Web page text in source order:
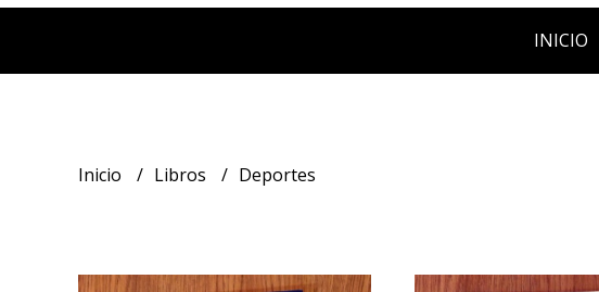
INICIO
Inicio Libros Deportes